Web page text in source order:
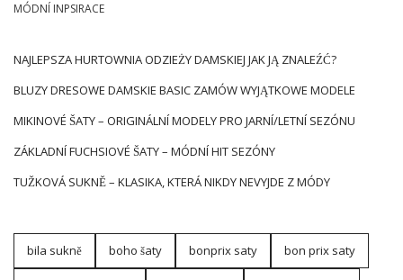
MÓDNÍ INPSIRACE
NAJLEPSZA HURTOWNIA ODZIEŻY DAMSKIEJ JAK JĄ ZNALEŹĆ?
BLUZY DRESOWE DAMSKIE BASIC ZAMÓW WYJĄTKOWE MODELE
MIKINOVÉ ŠATY – ORIGINÁLNÍ MODELY PRO JARNÍ/LETNÍ SEZÓNU
ZÁKLADNÍ FUCHSIOVÉ ŠATY – MÓDNÍ HIT SEZÓNY
TUŽKOVÁ SUKNĚ – KLASIKA, KTERÁ NIKDY NEVYJDE Z MÓDY
bila sukně boho šaty bonprix saty bon prix saty